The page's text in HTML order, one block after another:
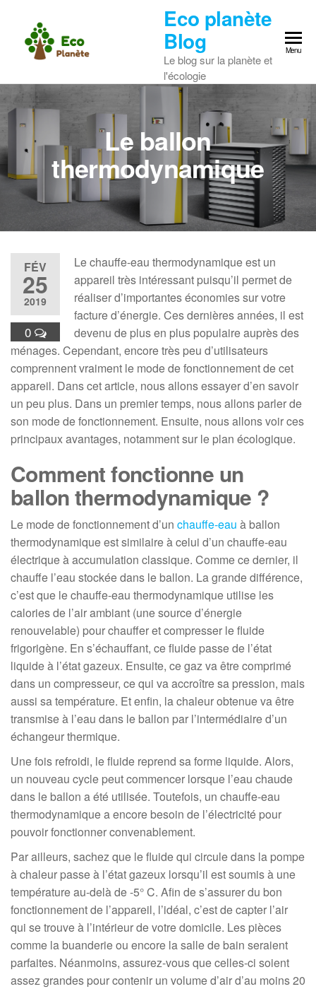
content
Eco planète
Blog
Le blog sur la planète et
l'écologie
Menu
Le ballon
thermodynamique
FÉV
25
2019
0
Le chauffe-eau thermodynamique est un
appareil très intéressant puisqu’il permet de
réaliser d’importantes économies sur votre
facture d’énergie. Ces dernières années, il est
devenu de plus en plus populaire auprès des
ménages. Cependant, encore très peu d’utilisateurs
comprennent vraiment le mode de fonctionnement de cet
appareil. Dans cet article, nous allons essayer d’en savoir
un peu plus. Dans un premier temps, nous allons parler de
son mode de fonctionnement. Ensuite, nous allons voir ces
principaux avantages, notamment sur le plan écologique.
Comment fonctionne un
ballon thermodynamique ?
Le mode de fonctionnement d’un chauffe-eau à ballon
thermodynamique est similaire à celui d’un chauffe-eau
électrique à accumulation classique. Comme ce dernier, il
chauffe l’eau stockée dans le ballon. La grande différence,
c’est que le chauffe-eau thermodynamique utilise les
calories de l’air ambiant (une source d’énergie
renouvelable) pour chauffer et compresser le fluide
frigorigène. En s’échauffant, ce fluide passe de l’état
liquide à l’état gazeux. Ensuite, ce gaz va être comprimé
dans un compresseur, ce qui va accroître sa pression, mais
aussi sa température. Et enfin, la chaleur obtenue va être
transmise à l’eau dans le ballon par l’intermédiaire d’un
échangeur thermique.
Une fois refroidi, le fluide reprend sa forme liquide. Alors,
un nouveau cycle peut commencer lorsque l’eau chaude
dans le ballon a été utilisée. Toutefois, un chauffe-eau
thermodynamique a encore besoin de l’électricité pour
pouvoir fonctionner convenablement.
Par ailleurs, sachez que le fluide qui circule dans la pompe
à chaleur passe à l’état gazeux lorsqu’il est soumis à une
température au-delà de -5° C. Afin de s’assurer du bon
fonctionnement de l’appareil, l’idéal, c’est de capter l’air
qui se trouve à l’intérieur de votre domicile. Les pièces
comme la buanderie ou encore la salle de bain seraient
parfaites. Néanmoins, assurez-vous que celles-ci soient
assez grandes pour contenir un volume d’air d’au moins 20